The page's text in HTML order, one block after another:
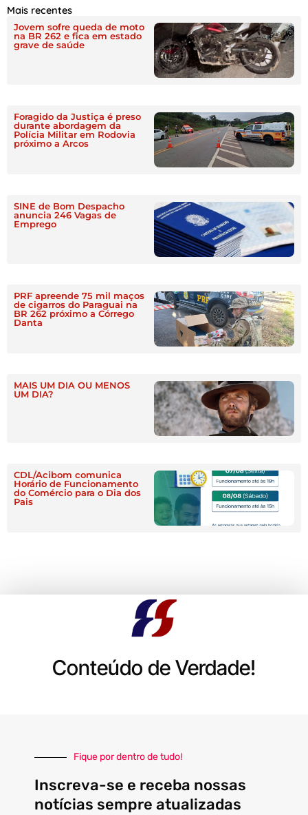
Mais recentes
Jovem sofre queda de moto
na BR 262 e fica em estado
grave de saúde
Foragido da Justiça é preso
durante abordagem da
Polícia Militar em Rodovia
próximo a Arcos
SINE de Bom Despacho
anuncia 246 Vagas de
Emprego
PRF apreende 75 mil maços
de cigarros do Paraguai na
BR 262 próximo a Córrego
Danta
MAIS UM DIA OU MENOS
UM DIA?
CDL/Acibom comunica
Horário de Funcionamento
do Comércio para o Dia dos
Pais
Conteúdo de Verdade!
Fique por dentro de tudo!
Inscreva-se e receba nossas
notícias sempre atualizadas